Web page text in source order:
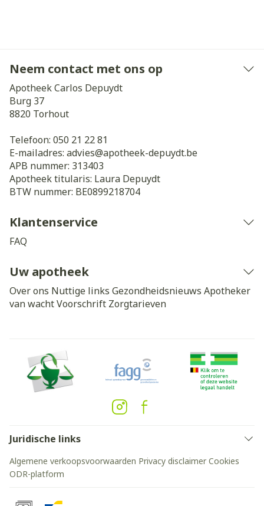
Neem contact met ons op
Apotheek Carlos Depuydt
Burg 37
8820 Torhout
Telefoon: 050 21 22 81
E-mailadres: advies@apotheek-depuydt.be
APB nummer: 313403
Apotheek titularis: Laura Depuydt
BTW nummer: BE0899218704
Klantenservice
FAQ
Uw apotheek
Over ons Nuttige links Gezondheidsnieuws Apotheker
van wachtVoorschrift Zorgtarieven
Juridische links
Algemene verkoopsvoorwaarden Privacy disclaimer Cookies
ODR-platform